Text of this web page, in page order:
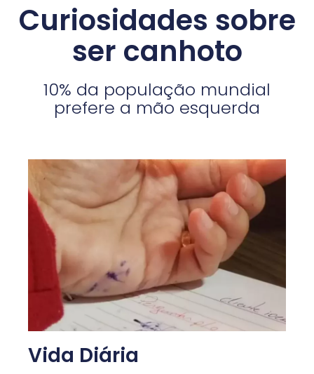
Curiosidades sobre
ser canhoto
10% da população mundial
prefere a mão esquerda
Vida Diária